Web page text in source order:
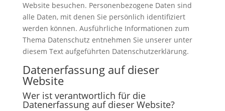
Website besuchen. Personenbezogene Daten sind
alle Daten, mit denen Sie persönlich identifiziert
werden können. Ausführliche Informationen zum
Thema Datenschutz entnehmen Sie unserer unter
diesem Text aufgeführten Datenschutzerklärung.
Datenerfassung auf dieser
Website
Wer ist verantwortlich für die
Datenerfassung auf dieser Website?